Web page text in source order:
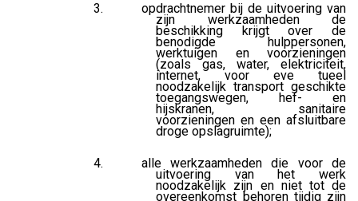
opdrachtnemer bij de uitvoering van
zijn werkzaamheden de
beschikking krijgt over de
benodigde hulppersonen,
werktuigen en voorzieningen
(zoals gas, water, elektriciteit,
internet, voor eve tueel
noodzakelijk transport geschikte
toegangswegen, hef- en
hijskranen, sanitaire
voorzieningen en een afsluitbare
droge opslagruimte);
alle werkzaamheden die voor de
uitvoering van het werk
noodzakelijk zijn en niet tot de
overeenkomst behoren tijdig zijn